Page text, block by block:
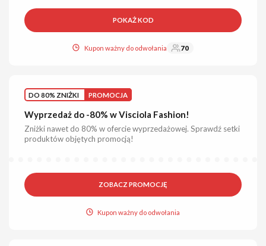
POKAŻ KOD
Kupon ważny do odwołania 70
DO 80% ZNIŻKI PROMOCJA
Wyprzedaż do -80% w Visciola Fashion!
Zniżki nawet do 80% w ofercie wyprzedażowej. Sprawdź setki
produktów objętych promocją!
ZOBACZ PROMOCJĘ
Kupon ważny do odwołania